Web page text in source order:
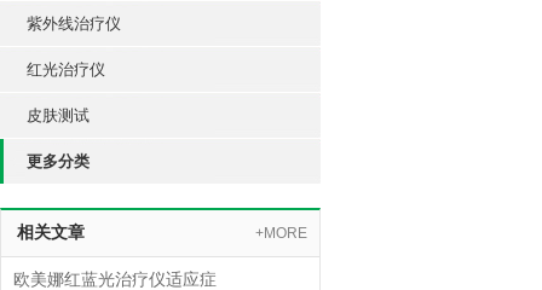
紫外线治疗仪
红光治疗仪
皮肤测试
更多分类
相关文章 +MORE
欧美娜红蓝光治疗仪适应症